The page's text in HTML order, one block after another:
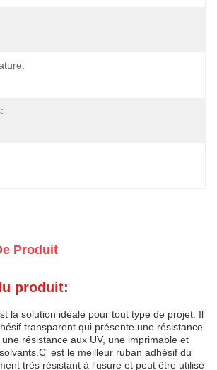
Produit
produit:
la solution idéale pour tout type de projet. Il
transparent qui présente une résistance
résistance aux UV, une imprimable et
est le meilleur ruban adhésif du
très résistant à l'usure et peut être utilisé